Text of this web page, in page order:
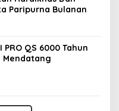
Paripurna Bulanan
PRO QS 6000 Tahun
Mendatang